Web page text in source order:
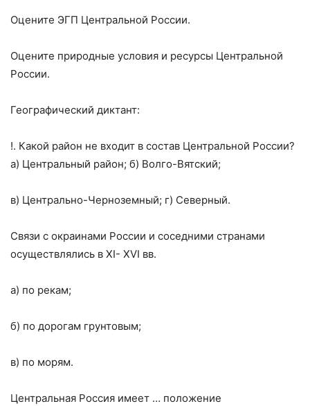
Оцените ЭГП Центральной России.
Оцените природные условия и ресурсы Центральной
России.
Географический диктант:
!. Какой район не входит в состав Центральной России?
а) Центральный район; б) Волго-Вятский;
в) Центрально-Черноземный; г) Северный.
Связи с окраинами России и соседними странами
осуществлялись в XI- XVI вв.
а) по рекам;
б) по дорогам грунтовым;
в) по морям.
Центральная Россия имеет … положение